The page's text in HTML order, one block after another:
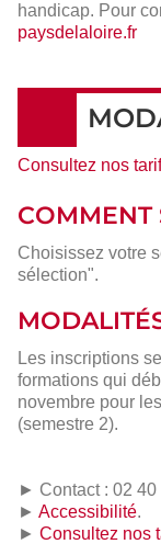
handicap. Pour
paysdelaloire.fr
Consultez nos
COMMENT
Choisissez votre
sélection".
Les inscriptions
formations qui
novembre pour
(semestre 2).
► Contact : 02 40
► Accessibilité.
► Consultez nos